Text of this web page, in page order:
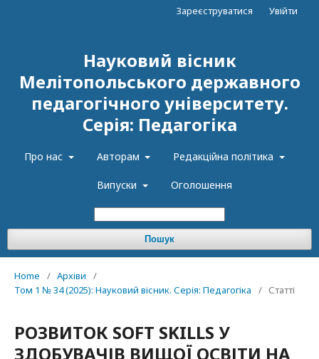
Науковий вісник
Мелітопольського державного
педагогічного університету.
Серія: Педагогіка
Про нас Авторам Редакційна політика
Випуски Оголошення
Пошук
Зареєструватися Увійти
Home / Архіви
/
Том 1 № 34 (2025): Науковий вісник. Серія: Педагогіка
/ Статті
РОЗВИТОК SOFT SKILLS У
ЗДОБУВАЧІВ ВИЩОЇ ОСВІТИ НА